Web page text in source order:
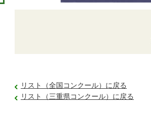
リスト（全国コンクール）に戻る
リスト（三重県コンクール）に戻る